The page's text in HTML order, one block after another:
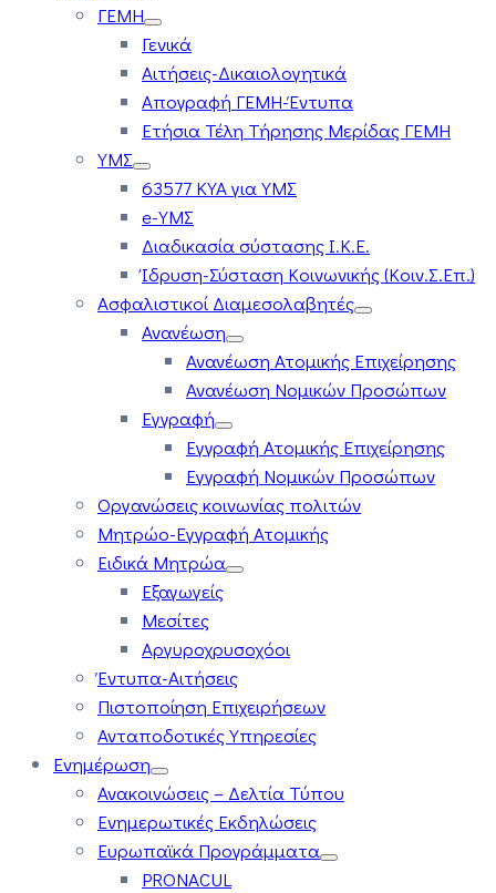
ΓΕΜΗ
Γενικά
Αιτήσεις-Δικαιολογητικά
Απογραφή ΓΕΜΗ-Έντυπα
Ετήσια Τέλη Τήρησης Μερίδας ΓΕΜΗ
ΥΜΣ
63577 ΚΥΑ για ΥΜΣ
e-ΥΜΣ
Διαδικασία σύστασης Ι.Κ.Ε.
Ίδρυση-Σύσταση Κοινωνικής (Κοιν.Σ.Επ.)
Ασφαλιστικοί Διαμεσολαβητές
Ανανέωση
Ανανέωση Ατομικής Επιχείρησης
Ανανέωση Νομικών Προσώπων
Εγγραφή
Εγγραφή Ατομικής Επιχείρησης
Εγγραφή Νομικών Προσώπων
Οργανώσεις κοινωνίας πολιτών
Μητρώο-Εγγραφή Ατομικής
Ειδικά Μητρώα
Εξαγωγείς
Μεσίτες
Αργυροχρυσοχόοι
Έντυπα-Αιτήσεις
Πιστοποίηση Επιχειρήσεων
Ανταποδοτικές Υπηρεσίες
Ενημέρωση
Ανακοινώσεις – Δελτία Τύπου
Ενημερωτικές Εκδηλώσεις
Ευρωπαϊκά Προγράμματα
PRONACUL